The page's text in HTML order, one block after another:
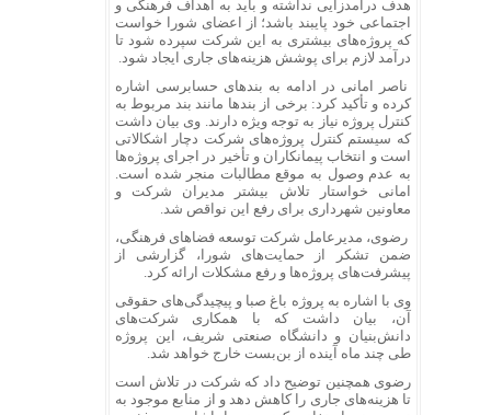
هدف درآمدزایی نداشته و باید به اهداف فرهنگی و
اجتماعی خود پایبند باشد؛ از اعضای شورا خواست
که پروژه‌های بیشتری به این شرکت سپرده شود تا
درآمد لازم برای پوشش هزینه‌های جاری ایجاد شود.
ناصر امانی در ادامه به بندهای حسابرسی اشاره
کرده و تأکید کرد: برخی از بندها مانند بند مربوط به
کنترل پروژه نیاز به توجه ویژه دارند. وی بیان داشت
که سیستم کنترل پروژه‌های شرکت دچار اشکالاتی
است و انتخاب پیمانکاران و تأخیر در اجرای پروژه‌ها
به عدم وصول به موقع مطالبات منجر شده است.
امانی خواستار تلاش بیشتر مدیران شرکت و
معاونین شهرداری برای رفع این نواقص شد.
رضوی، مدیرعامل شرکت توسعه فضاهای فرهنگی،
ضمن تشکر از حمایت‌های شورا، گزارشی از
پیشرفت‌های پروژه‌ها و رفع مشکلات ارائه کرد.
وی با اشاره به پروژه باغ صبا و پیچیدگی‌های حقوقی
آن، بیان داشت که با همکاری شرکت‌های
دانش‌بنیان و دانشگاه صنعتی شریف، این پروژه
طی چند ماه آینده از بن‌بست خارج خواهد شد.
رضوی همچنین توضیح داد که شرکت در تلاش است
تا هزینه‌های جاری را کاهش دهد و از منابع موجود به